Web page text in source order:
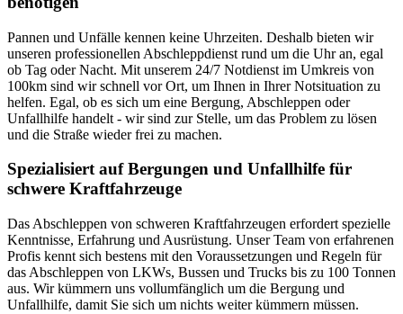
Pannen und Unfälle kennen keine Uhrzeiten. Deshalb bieten wir
unseren professionellen Abschleppdienst rund um die Uhr an, egal
ob Tag oder Nacht. Mit unserem 24/7 Notdienst im Umkreis von
100km sind wir schnell vor Ort, um Ihnen in Ihrer Notsituation zu
helfen. Egal, ob es sich um eine Bergung, Abschleppen oder
Unfallhilfe handelt - wir sind zur Stelle, um das Problem zu lösen
und die Straße wieder frei zu machen.
Spezialisiert auf Bergungen und Unfallhilfe für
schwere Kraftfahrzeuge
Das Abschleppen von schweren Kraftfahrzeugen erfordert spezielle
Kenntnisse, Erfahrung und Ausrüstung. Unser Team von erfahrenen
Profis kennt sich bestens mit den Voraussetzungen und Regeln für
das Abschleppen von LKWs, Bussen und Trucks bis zu 100 Tonnen
aus. Wir kümmern uns vollumfänglich um die Bergung und
Unfallhilfe, damit Sie sich um nichts weiter kümmern müssen.